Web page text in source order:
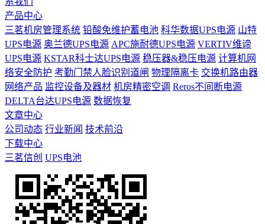
产品中心
三茗机房管理系统 铅酸免维护蓄电池 科华数据UPS电源 山特
UPS电源 奥兰德UPS电源 APC施耐德UPS电源 VERTIV维谛
UPS电源 KSTAR科士达UPS电源 稳压器&稳压电源 计算机网
络安全防护 考勤门禁人脸识别道闸 物理隔离卡 交换机路由器
网络产品 监控设备及器材 机房精密空调 Reros不间断电源
DELTA台达UPS电源 数据恢复
文章中心
公司动态 行业新闻 技术前沿
下载中心
三茗信创 UPS电池